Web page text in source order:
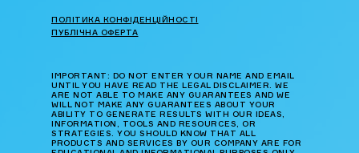
ПОЛІТИКА КОНФІДЕНЦІЙНОСТІ
ПУБЛІЧНА ОФЕРТА
IMPORTANT: DO NOT ENTER YOUR NAME AND EMAIL
UNTIL YOU HAVE READ THE LEGAL DISCLAIMER. WE
ARE NOT ABLE TO MAKE ANY GUARANTEES AND WE
WILL NOT MAKE ANY GUARANTEES ABOUT YOUR
ABILITY TO GENERATE RESULTS WITH OUR IDEAS,
INFORMATION, TOOLS AND RESOURCES, OR
STRATEGIES. YOU SHOULD KNOW THAT ALL
PRODUCTS AND SERVICES BY OUR COMPANY ARE FOR